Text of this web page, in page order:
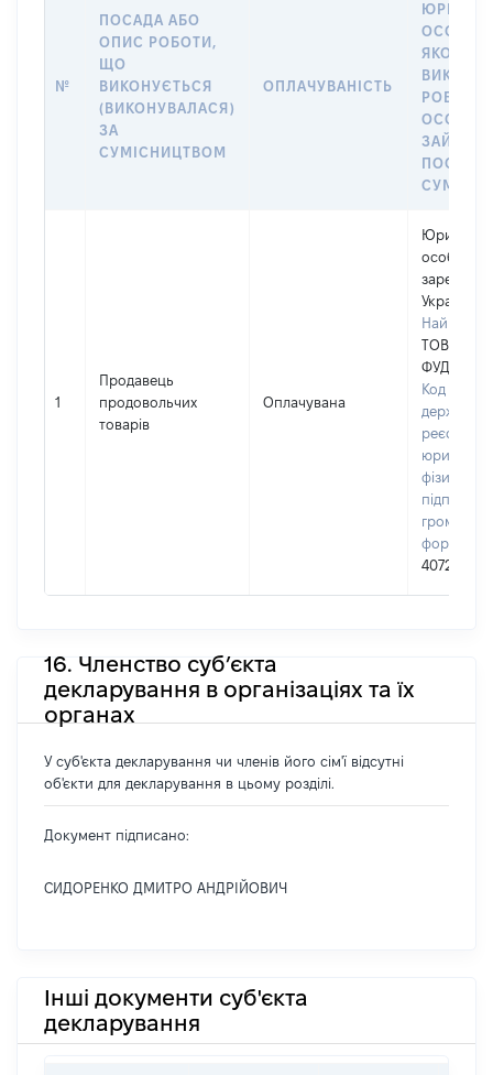
№
ПОСАДА АБО
ОПИС РОБОТИ,
ЩО
ВИКОНУЄТЬСЯ
(ВИКОНУВАЛАСЯ)
ЗА
СУМІСНИЦТВОМ
ОПЛАЧУВАНІСТЬ
ОСОБА,
ЯКОЇ
РОБОТА
ОСОБА
ПОСАДУ
1
Продавець
продовольчих
товарів
Оплачувана
Юридична
особа,
Україні
ТОВ
ФУД"
Код в
реєстрі
фізичних
40720198
16. Членство суб’єкта
декларування в організаціях та їх
органах
У суб'єкта декларування чи членів його сім'ї відсутні
об'єкти для декларування в цьому розділі.
Документ підписано:
СИДОРЕНКО ДМИТРО АНДРІЙОВИЧ
Інші документи суб'єкта
декларування